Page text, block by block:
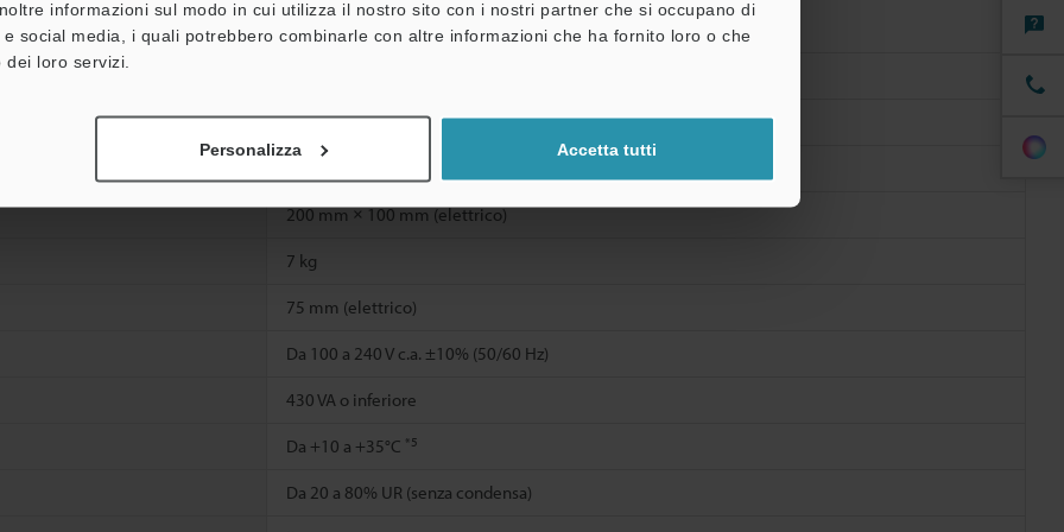
informazioni sul modo in cui utilizza il nostro sito con i nostri partner che si occupano di
social media, i quali potrebbero combinarle con altre informazioni che ha fornito loro o che
loro servizi.
Personalizza Accetta tutti
Illuminazione telecentrica coassiale
12 V c.c.
200 mm × 100 mm (elettrico)
7 kg
75 mm (elettrico)
Da 100 a 240 V c.a. ±10% (50/60 Hz)
430 VA o inferiore
Da +10 a +35°C *5
Da 20 a 80% UR (senza condensa)